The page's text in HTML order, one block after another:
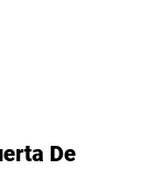
De